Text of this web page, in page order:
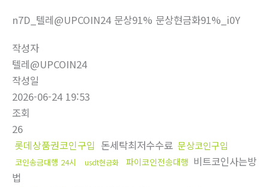
n7D_텔레@UPCOIN24 문상91% 문상현금화91%_i0Y
작성자
텔레@UPCOIN24
작성일
2026-06-24 19:53
조회
26
롯데상품권코인구입 돈세탁최저수수료 문상코인구입
코인송금대행 24시 usdt현금화 파이코인전송대행 비트코인사는방
법